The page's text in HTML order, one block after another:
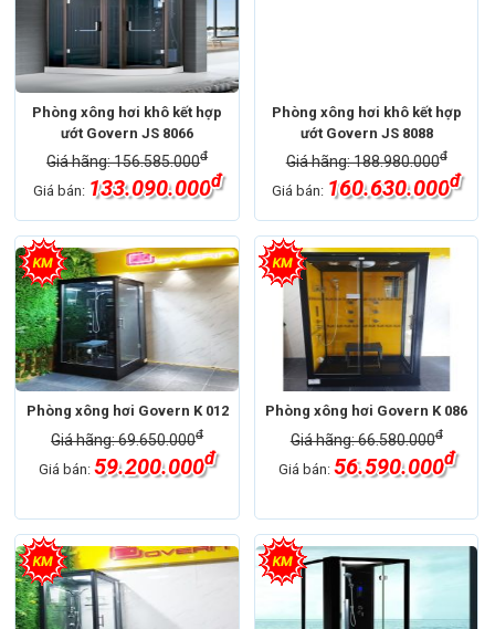
Phòng xông hơi khô kết hợp
ướt Govern JS 8066
Giá hãng: 156.585.000đ
Giá bán: 133.090.000đ
Phòng xông hơi khô kết hợp
ướt Govern JS 8088
Giá hãng: 188.980.000đ
Giá bán: 160.630.000đ
Phòng xông hơi Govern K 012
Giá hãng: 69.650.000đ
Giá bán:59.200.000đ
Phòng xông hơi Govern K 086
Giá hãng: 66.580.000đ
Giá bán: 56.590.000đ